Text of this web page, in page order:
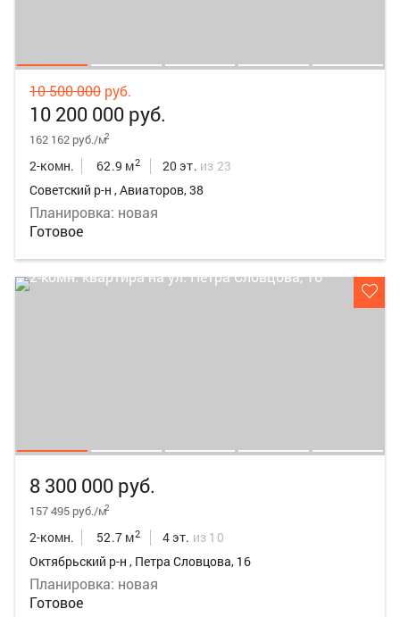
10 500 000 руб.
10 200 000 руб.
162 162 руб./м2
2-комн. 62.9 м2 20 эт. из 23
Советский р-н , Авиаторов, 38
Планировка: новая
Готовое
8 300 000 руб.
157 495 руб./м2
2-комн. 52.7 м2 4 эт. из 10
Октябрьский р-н , Петра Словцова, 16
Планировка: новая
Готовое